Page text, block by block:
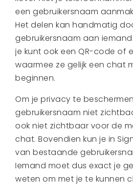
een gebruikersnaam
Het delen kan handmatig
gebruikersnaam aan
je kunt ook een QR-code of
waarmee ze gelijk een chat
beginnen.
Om je privacy te
gebruikersnaam niet
ook niet zichtbaar voor de
chat. Bovendien kun je in
van bestaande
Iemand moet dus exact je
weten om met je te kunnen